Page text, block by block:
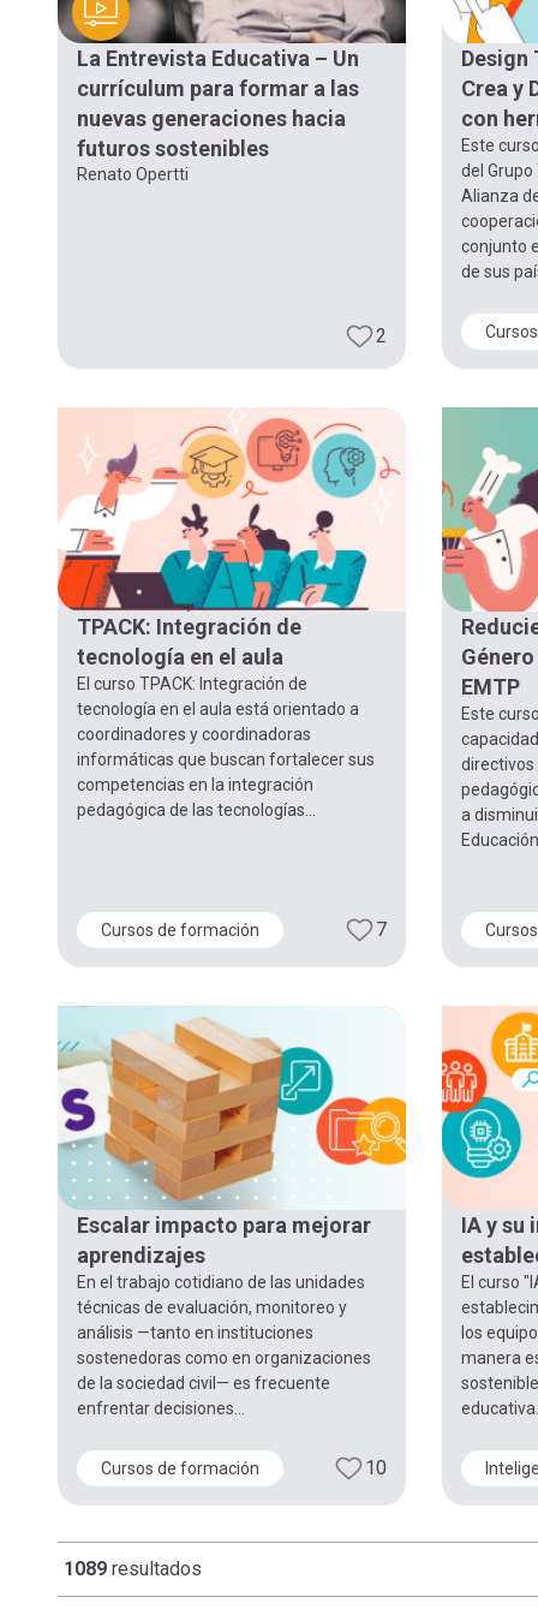
navegación
La Entrevista Educativa – Un
currículum para formar a las
nuevas generaciones hacia
futuros sostenibles
Renato Opertti
2
Design
Crea y
con
Este
del Grupo
Alianza
conjunto
de sus
TPACK: Integración de
tecnología en el aula
El curso TPACK: Integración de
tecnología en el aula está orientado a
coordinadores y coordinadoras
informáticas que buscan fortalecer sus
competencias en la integración
pedagógica de las tecnologías...
Cursos de formación 7
EMTP
Este
directivos
a
Educación
Escalar impacto para mejorar
aprendizajes
En el trabajo cotidiano de las unidades
técnicas de evaluación, monitoreo y
análisis —tanto en instituciones
sostenedoras como en organizaciones
de la sociedad civil— es frecuente
enfrentar decisiones...
Cursos de formación 10
IA y su
El curso
los
manera
educativa...
1089 resultados
Paginación